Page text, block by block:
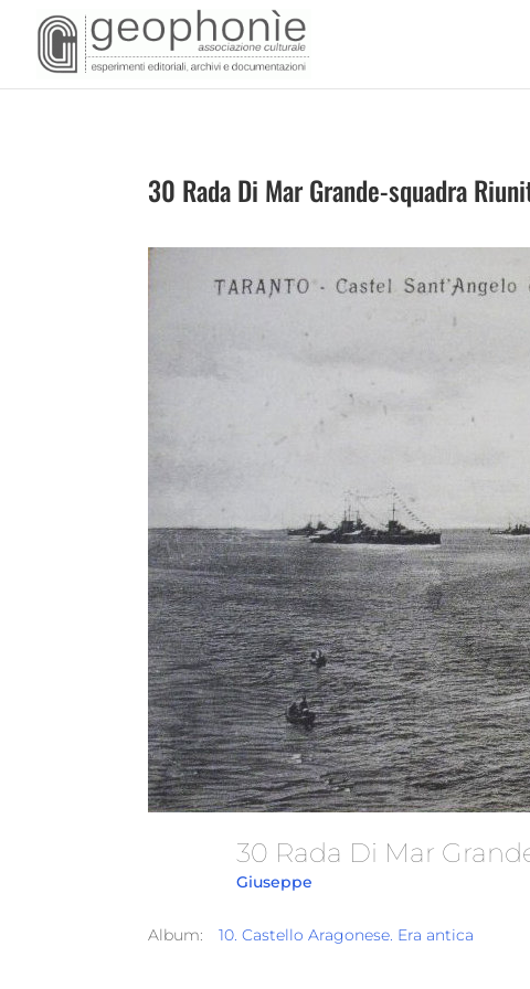
30 Rada Di Mar Grande-squadra
30 Rada Di Mar
Giuseppe
Album: 10. Castello Aragonese. Era antica